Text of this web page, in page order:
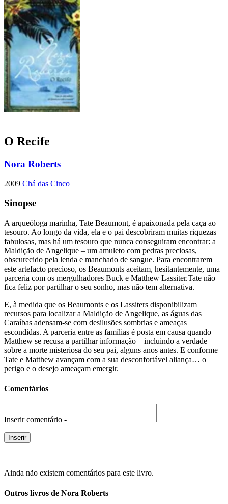
O Recife
Nora Roberts
2009 Chá das Cinco
Sinopse
A arqueóloga marinha, Tate Beaumont, é apaixonada pela caça ao
tesouro. Ao longo da vida, ela e o pai descobriram muitas riquezas
fabulosas, mas há um tesouro que nunca conseguiram encontrar: a
Maldição de Angelique – um amuleto com pedras preciosas,
obscurecido pela lenda e manchado de sangue. Para encontrarem
este artefacto precioso, os Beaumonts aceitam, hesitantemente, uma
parceria com os mergulhadores Buck e Matthew Lassiter.Tate não
fica feliz por partilhar o seu sonho, mas não tem alternativa.
E, à medida que os Beaumonts e os Lassiters disponibilizam
recursos para localizar a Maldição de Angelique, as águas das
Caraíbas adensam-se com desilusões sombrias e ameaças
escondidas. A parceria entre as famílias é posta em causa quando
Matthew se recusa a partilhar informação – incluindo a verdade
sobre a morte misteriosa do seu pai, alguns anos antes. E conforme
Tate e Matthew avançam com a sua desconfortável aliança… o
perigo e o desejo ameaçam emergir.
Comentários
Inserir comentário -
Ainda não existem comentários para este livro.
Outros livros de Nora Roberts